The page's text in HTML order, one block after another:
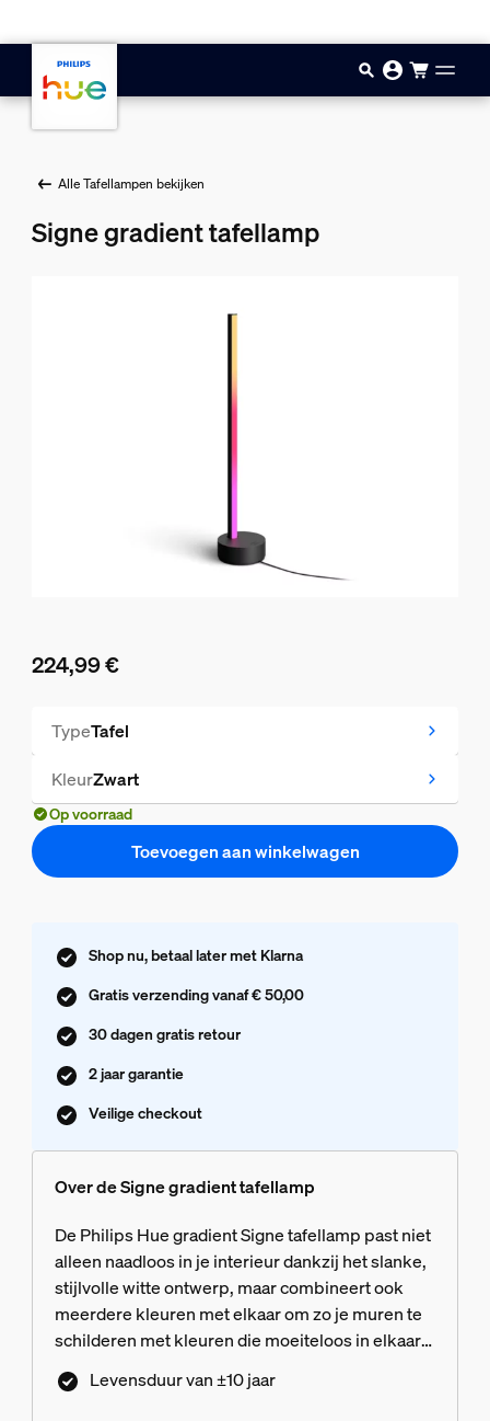
Alle Tafellampen bekijken
Signe gradient tafellamp
224,99 €
TypeTafel
KleurZwart
Op voorraad
Toevoegen aan winkelwagen
Shop nu, betaal later met Klarna
Gratis verzending vanaf € 50,00
30 dagen gratis retour
2 jaar garantie
Veilige checkout
Over de Signe gradient tafellamp
De Philips Hue gradient Signe tafellamp past niet
alleen naadloos in je interieur dankzij het slanke,
stijlvolle witte ontwerp, maar combineert ook
meerdere kleuren met elkaar om zo je muren te
schilderen met kleuren die moeiteloos in elkaar
vloeien.
Levensduur van ±10 jaar